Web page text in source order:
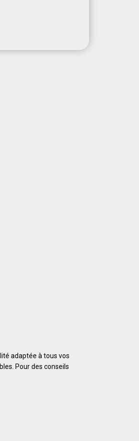
adaptée à tous vos
Pour des conseils